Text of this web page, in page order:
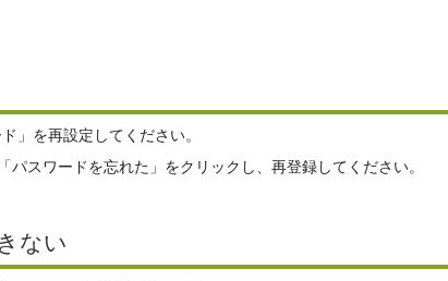
」を再設定してください。
スワードを忘れた」をクリックし、再登録してください。
ない